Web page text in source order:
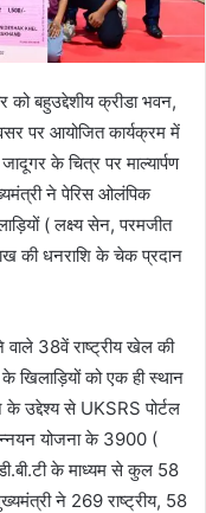
को बहुउद्देशीय क्रीडा भवन,
पर आयोजित कार्यक्रम में
के चित्र पर माल्यार्पण
ने पेरिस ओलंपिक
( लक्ष्य सेन, परमजीत
की धनराशि के चेक प्रदान
38वें राष्ट्रीय खेल की
खिलाड़ियों को एक ही स्थान
उद्देश्य से UKSRS पोर्टल
योजना के 3900 (
के माध्यम से कुल 58
ने 269 राष्ट्रीय, 58